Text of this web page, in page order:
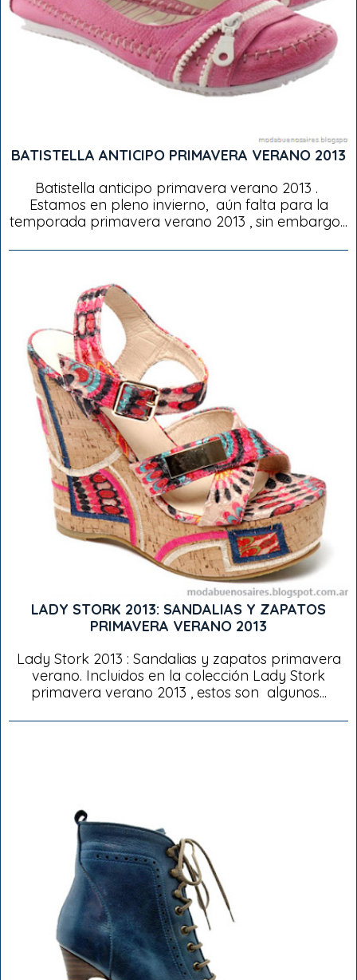
BATISTELLA ANTICIPO PRIMAVERA VERANO 2013
Batistella anticipo primavera verano 2013 .
Estamos en pleno invierno, aún falta para la
temporada primavera verano 2013 , sin embargo...
LADY STORK 2013: SANDALIAS Y ZAPATOS
PRIMAVERA VERANO 2013
Lady Stork 2013 : Sandalias y zapatos primavera
verano. Incluidos en la colección Lady Stork
primavera verano 2013 , estos son algunos...